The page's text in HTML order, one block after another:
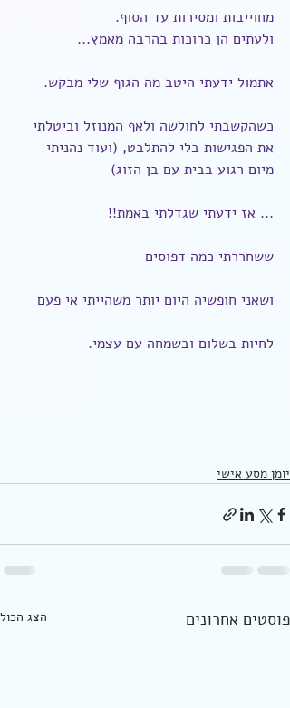
מחוייבות ומסירות עד הסוף.
ולעתים הן כרוכות בהרבה מאמץ...
אתמול ידעתי היטב מה הגוף שלי מבקש.
כשהקשבתי לחולשה ולאף המנוזל וביטלתי
את הפגישות בלי להתלבט, (ועוד נהניתי
מיום רגוע בבית עם בן הזוג)
... אז ידעתי שגדלתי באמת!!
ששחררתי כמה דפוסים
ושאני חופשיה היום יותר משהייתי אי פעם
לחיות בשלום ובשמחה עם עצמי.
יומן מסע אישי
פוסטים אחרונים הצג הכול